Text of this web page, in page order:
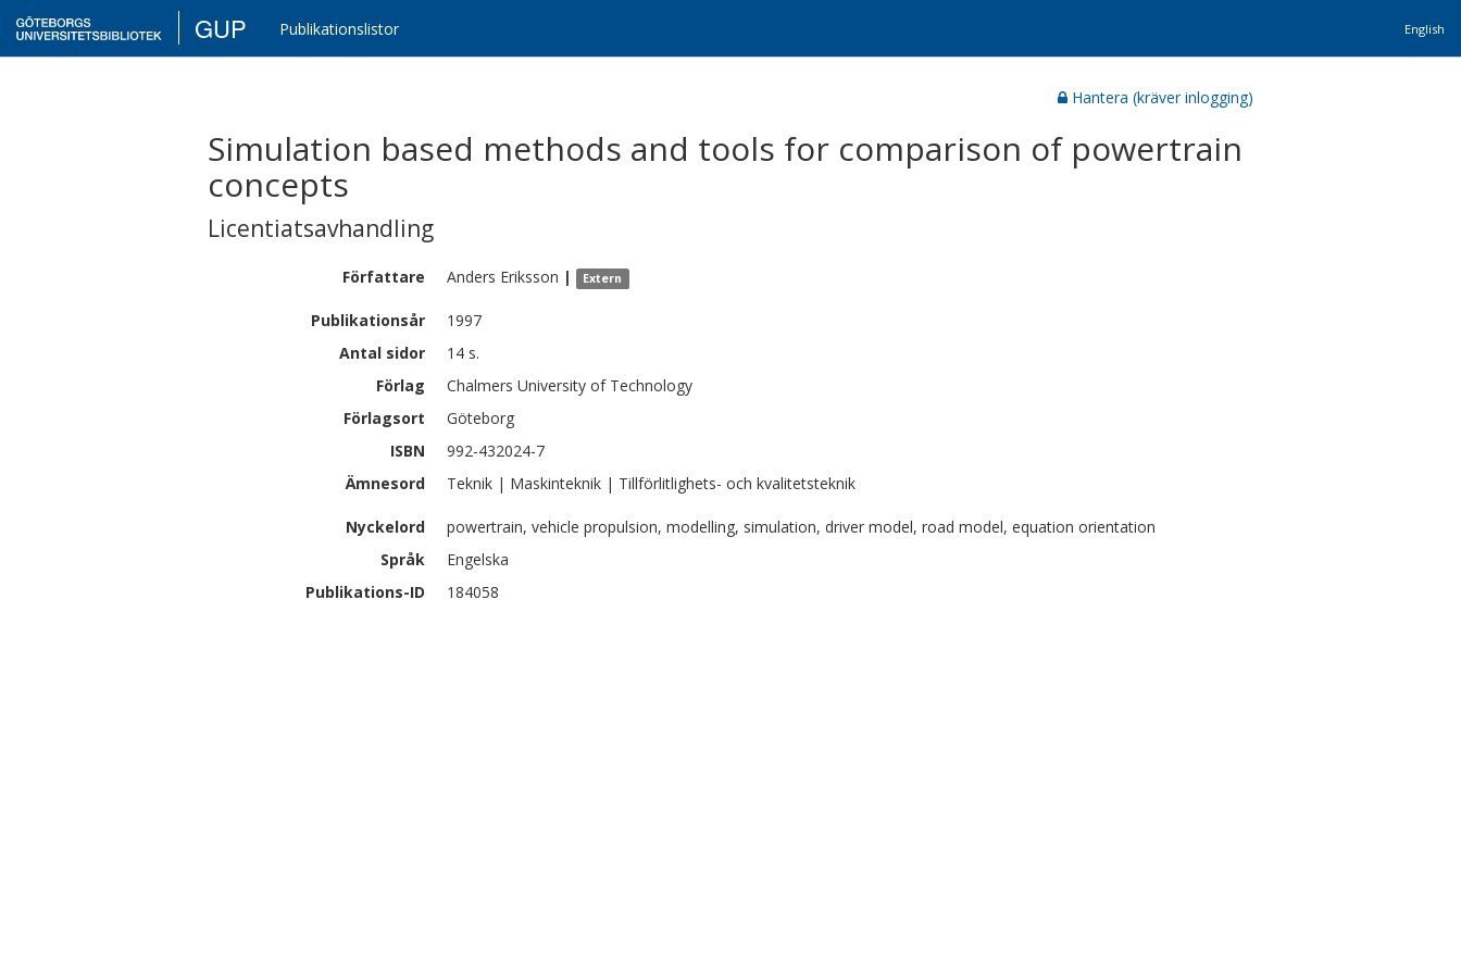
GUP Publikationslistor English
Hantera (kräver inlogging)
Simulation based methods and tools for comparison of powertrain
concepts
Licentiatsavhandling
Författare Anders Eriksson | Extern
Publikationsår
1997
Antal sidor
14 s.
Förlag
Chalmers University of Technology
Förlagsort
Göteborg
ISBN
992-432024-7
Ämnesord
Teknik | Maskinteknik | Tillförlitlighets- och kvalitetsteknik
Nyckelord
powertrain, vehicle propulsion, modelling, simulation, driver model, road model, equation orientation
Språk
Engelska
Publikations-ID
184058